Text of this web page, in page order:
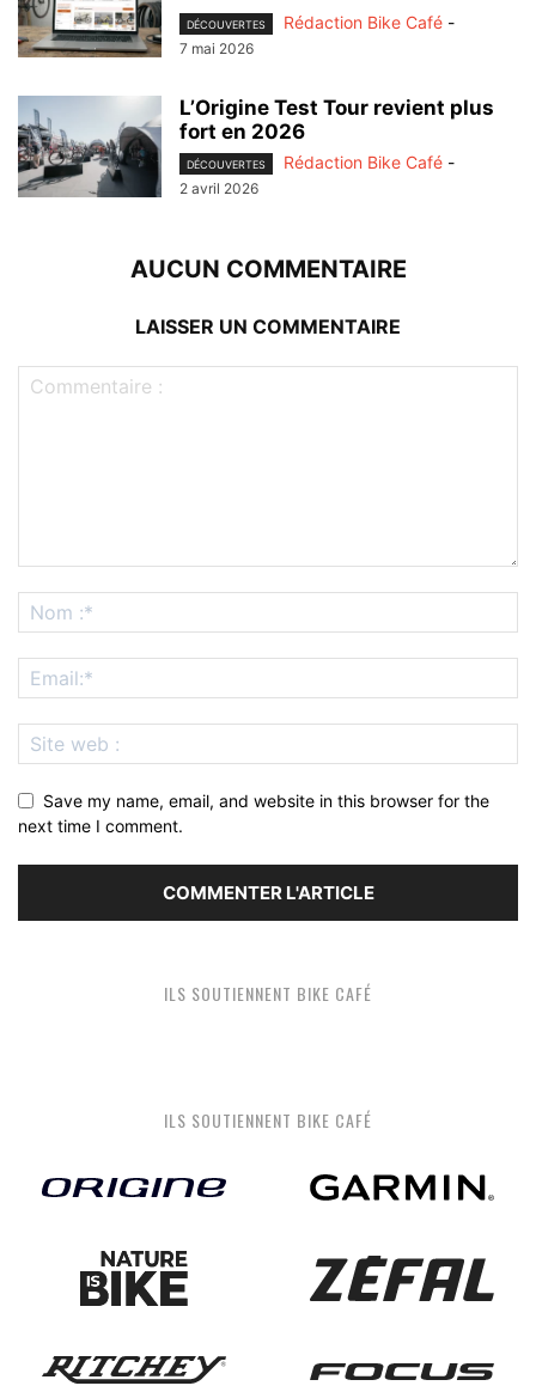
DÉCOUVERTES Rédaction Bike Café -
7 mai 2026
L’Origine Test Tour revient plus
fort en 2026
DÉCOUVERTES Rédaction Bike Café -
2 avril 2026
AUCUN COMMENTAIRE
LAISSER UN COMMENTAIRE
Save my name, email, and website in this browser for the
next time I comment.